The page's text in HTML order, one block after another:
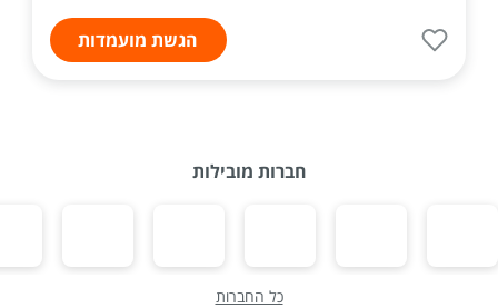
הגשת מועמדות
חברות מובילות
כל החברות